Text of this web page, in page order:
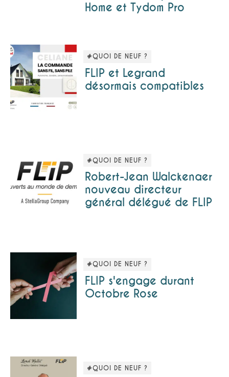
Home et Tydom Pro
#QUOI DE NEUF ?
FLIP et Legrand
désormais compatibles
#QUOI DE NEUF ?
Robert-Jean Walckenaer
nouveau directeur
général délégué de FLIP
#QUOI DE NEUF ?
FLIP s'engage durant
Octobre Rose
#QUOI DE NEUF ?